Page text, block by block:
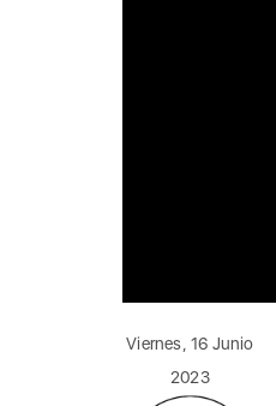
Viernes, 16 Junio
2023